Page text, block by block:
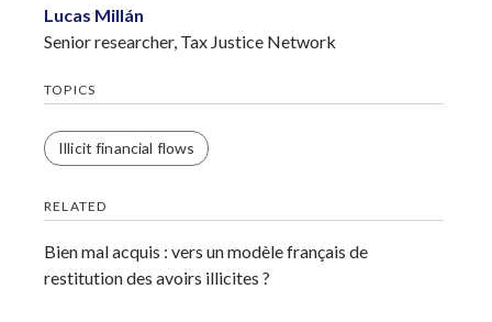
Lucas Millán
Senior researcher, Tax Justice Network
TOPICS
Illicit financial flows
RELATED
Bien mal acquis : vers un modèle français de
restitution des avoirs illicites ?